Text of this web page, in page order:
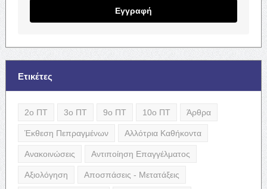
Εγγραφή
Ετικέτες
2ο ΠΤ 3ο ΠΤ 9ο ΠΤ 10ο ΠΤ Άρθρα
Έκθεση Πεπραγμένων Αλλότρια Καθήκοντα
Ανακοινώσεις Αντιποίηση Επαγγέλματος
Αξιολόγηση Αποσπάσεις - Μετατάξεις